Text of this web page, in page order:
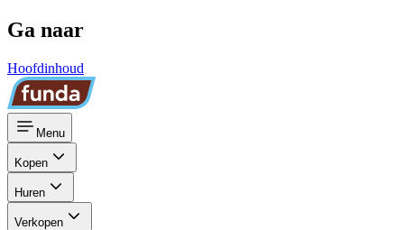
Ga naar
Hoofdinhoud
Menu
Kopen
Huren
Verkopen